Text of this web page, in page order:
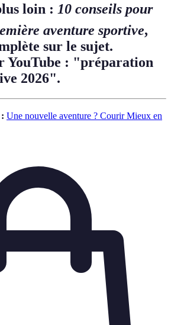
loin : 10 conseils pour
aventure sportive,
sur le sujet.
YouTube : "préparation
2026".
Une nouvelle aventure ? Courir Mieux en